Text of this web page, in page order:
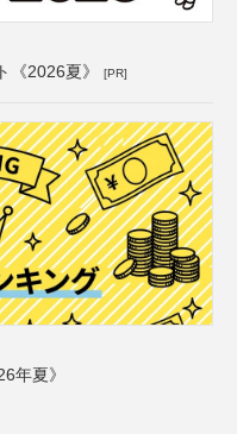
《2026夏》 [PR]
年夏》